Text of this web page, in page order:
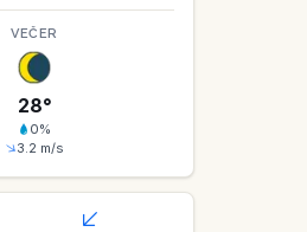
VEČER
28°
0%
3.2 m/s